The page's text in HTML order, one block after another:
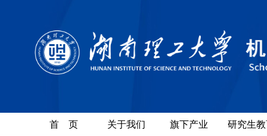
首 页 关于我们 旗下产业 研究生